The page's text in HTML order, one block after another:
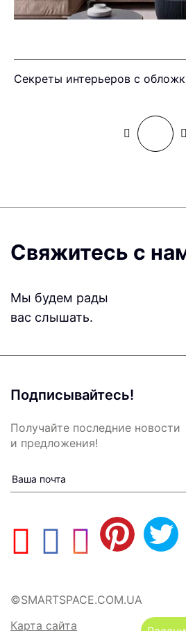
Секреты интерьеров с
Свяжитесь с
Мы будем рады
вас слышать.
Подписывайтесь!
Получайте последние новости
и предложения!
©SMARTSPACE.COM.UA
Карта сайта